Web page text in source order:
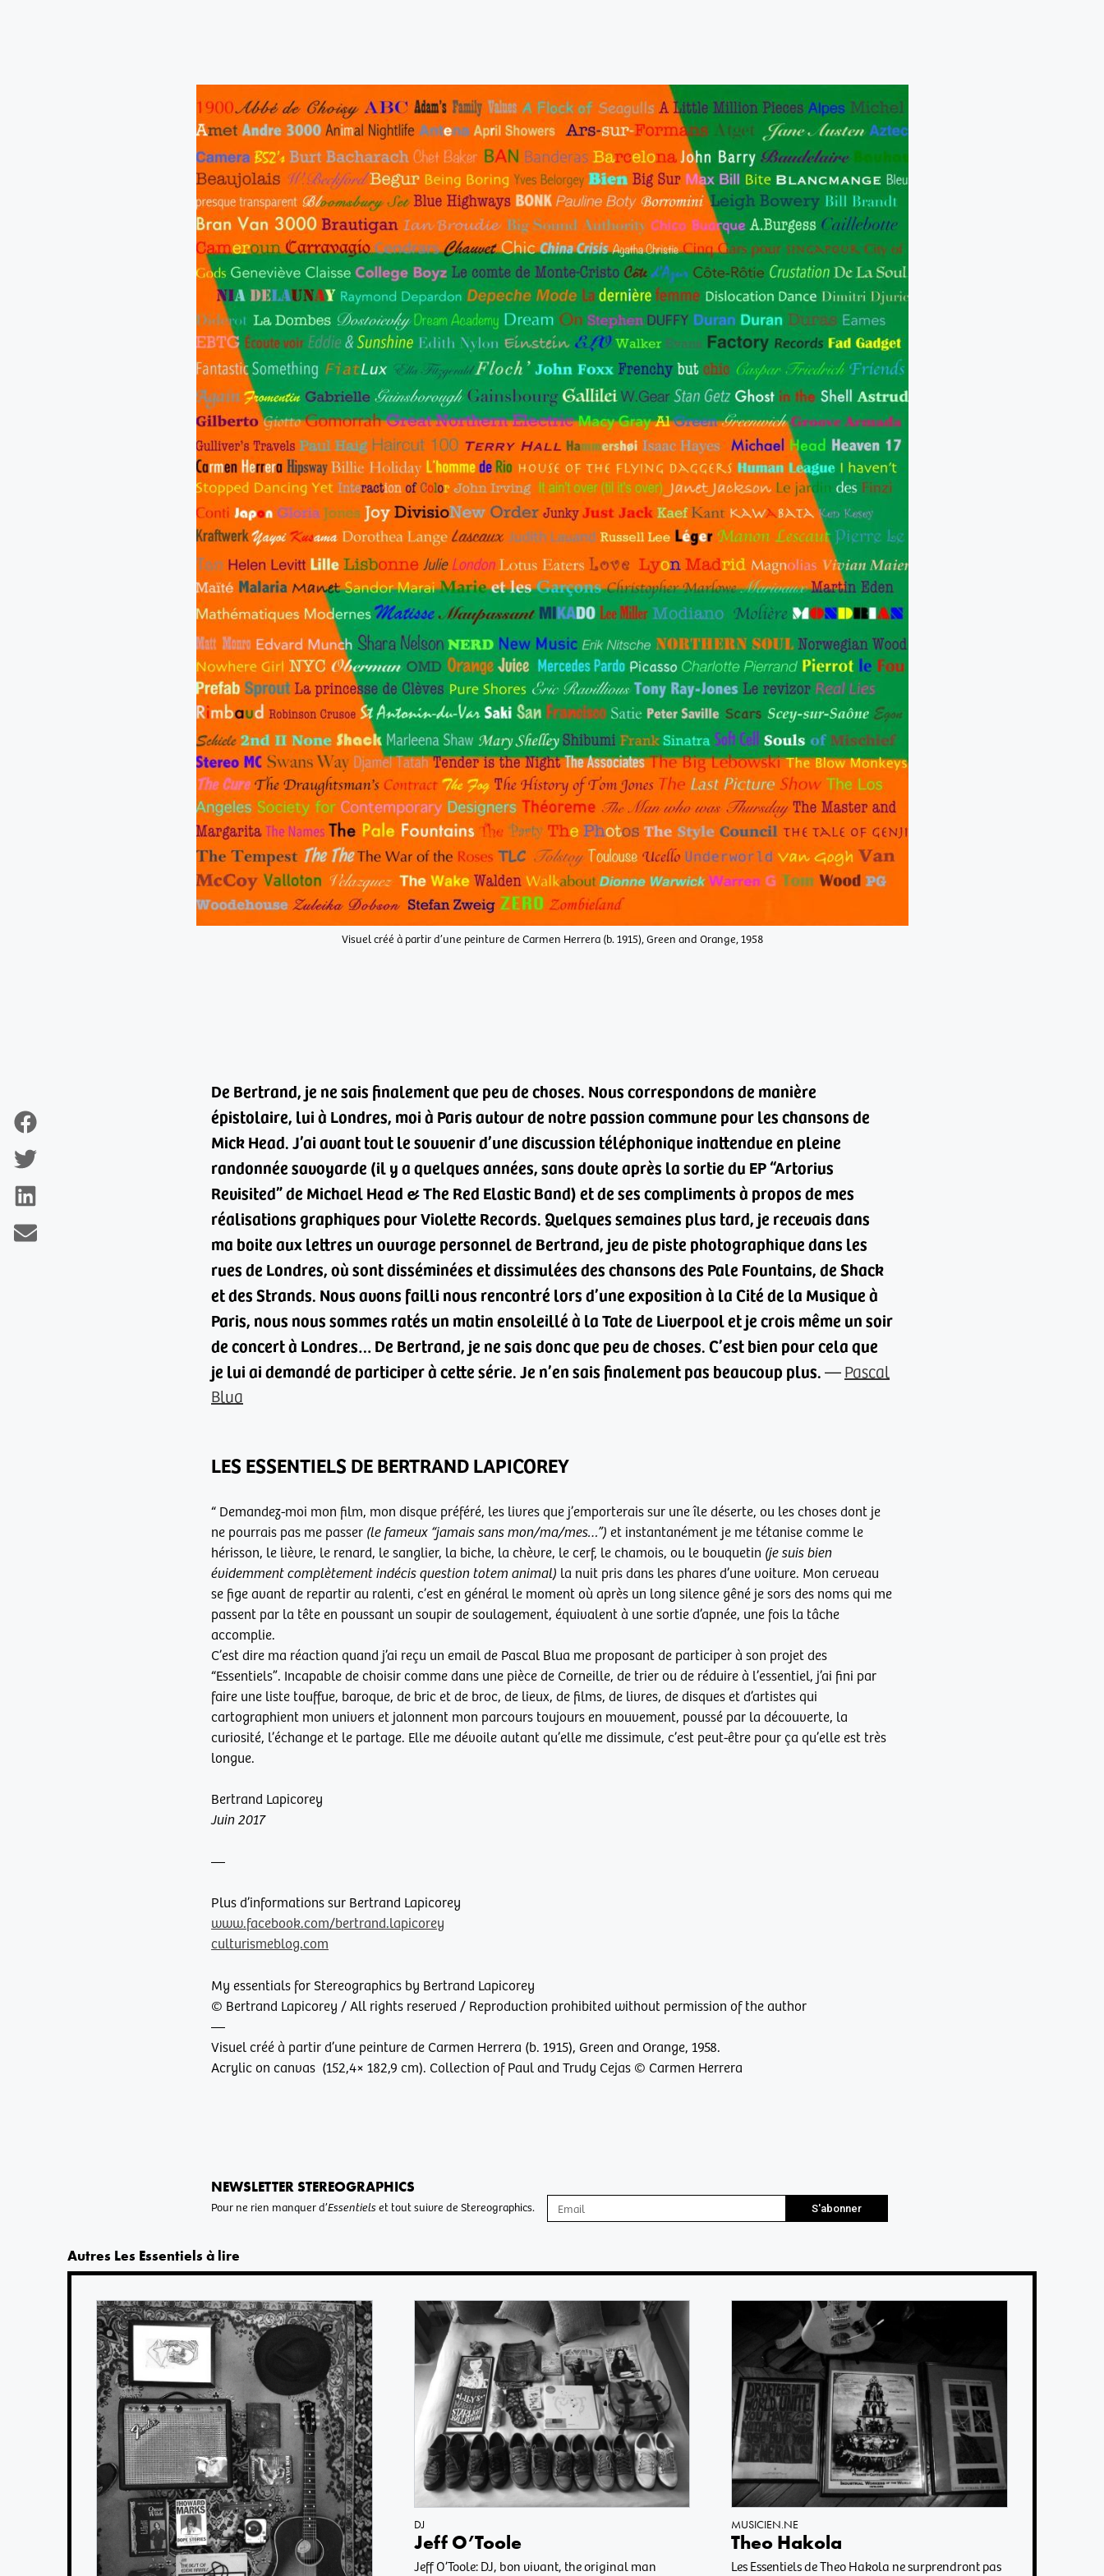
Visuel créé à partir d’une peinture de Carmen Herrera (b. 1915), Green and Orange, 1958
De Bertrand, je ne sais finalement que peu de choses. Nous correspondons de manière
épistolaire, lui à Londres, moi à Paris autour de notre passion commune pour les chansons de
Mick Head. J’ai avant tout le souvenir d’une discussion téléphonique inattendue en pleine
randonnée savoyarde (il y a quelques années, sans doute après la sortie du EP “Artorius
Revisited” de Michael Head & The Red Elastic Band) et de ses compliments à propos de mes
réalisations graphiques pour Violette Records. Quelques semaines plus tard, je recevais dans
ma boite aux lettres un ouvrage personnel de Bertrand, jeu de piste photographique dans les
rues de Londres, où sont disséminées et dissimulées des chansons des Pale Fountains, de Shack
et des Strands. Nous avons failli nous rencontré lors d’une exposition à la Cité de la Musique à
Paris, nous nous sommes ratés un matin ensoleillé à la Tate de Liverpool et je crois même un soir
de concert à Londres…De Bertrand, je ne sais donc que peu de choses. C’est bien pour cela que
je lui ai demandé de participer à cette série.Je n’en sais finalement pas beaucoup plus.—Pascal
Blua
LES ESSENTIELS DE BERTRAND LAPICOREY
“ Demandez-moi mon film, mon disque préféré, les livres que j’emporterais sur une île déserte, ou les choses dont je
ne pourrais pas me passer (le fameux “jamais sans mon/ma/mes…”) et instantanément je me tétanise comme le
hérisson, le lièvre, le renard, le sanglier, la biche, la chèvre, le cerf, le chamois, ou le bouquetin (je suis bien
évidemment complètement indécis question totem animal) la nuit pris dans les phares d’une voiture. Mon cerveau
se fige avant de repartir au ralenti, c’est en général le moment où après un long silence gêné je sors des noms qui me
passent par la tête en poussant un soupir de soulagement, équivalent à une sortie d’apnée, une fois la tâche
accomplie.
C’est dire ma réaction quand j’ai reçu un email de Pascal Blua me proposant de participer à son projet des
“Essentiels”. Incapable de choisir comme dans une pièce de Corneille, de trier ou de réduire à l’essentiel, j’ai fini par
faire une liste touffue, baroque, de bric et de broc, de lieux, de films, de livres, de disques et d’artistes qui
cartographient mon univers et jalonnent mon parcours toujours en mouvement, poussé par la découverte, la
curiosité, l’échange et le partage. Elle me dévoile autant qu’elle me dissimule, c’est peut-être pour ça qu’elle est très
longue.
Bertrand Lapicorey
Juin 2017
—
Plus d’informations sur Bertrand Lapicorey
www.facebook.com/bertrand.lapicorey
culturismeblog.com
My essentials for Stereographics by Bertrand Lapicorey
© Bertrand Lapicorey / All rights reserved / Reproduction prohibited without permission of the author
—
Visuel créé à partir d’une peinture de Carmen Herrera (b. 1915), Green and Orange, 1958.
Acrylic on canvas (152,4× 182,9 cm). Collection of Paul and Trudy Cejas © Carmen Herrera
NEWSLETTER STEREOGRAPHICS
Pour ne rien manquer d’Essentielset tout suivre de Stereographics. S'abonner
Autres Les Essentiels à lire
DJ
Jeff O’Toole
Jeff O’Toole: DJ, bon vivant, the original man
MUSICIEN.NE
Theo Hakola
Les Essentiels de Theo Hakola ne surprendront pas